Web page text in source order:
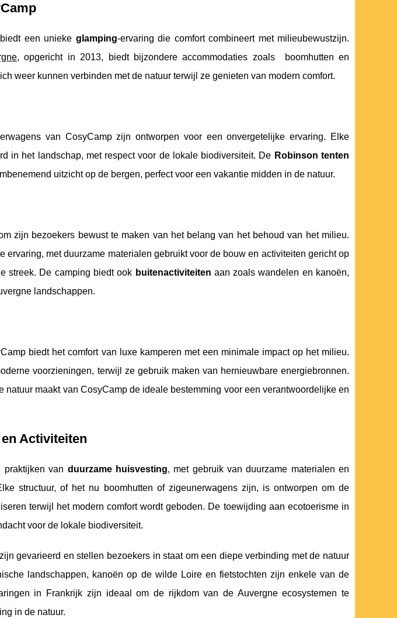
een unieke glamping-ervaring die comfort combineert met milieubewustzijn.
, opgericht in 2013, biedt bijzondere accommodaties zoals
boomhutten en
weer kunnen verbinden met de natuur terwijl ze genieten van modern comfort.
van CosyCamp zijn ontworpen voor een onvergetelijke ervaring. Elke
in het landschap, met respect voor de lokale biodiversiteit. De Robinson tenten
uitzicht op de bergen, perfect voor een vakantie midden in de natuur.
zijn bezoekers bewust te maken van het belang van het behoud van het milieu.
ervaring, met duurzame materialen gebruikt voor de bouw en activiteiten gericht op
streek. De camping biedt ook buitenactiviteiten aan zoals wandelen en kanoën,
landschappen.
biedt het comfort van luxe kamperen met een minimale impact op het milieu.
voorzieningen, terwijl ze gebruik maken van hernieuwbare energiebronnen.
natuur maakt van CosyCamp de ideale bestemming voor een verantwoordelijke en
Activiteiten
praktijken van duurzame huisvesting, met gebruik van duurzame materialen en
structuur, of het nu boomhutten of zigeunerwagens zijn, is ontworpen om de
terwijl het modern comfort wordt geboden. De toewijding aan ecotoerisme in
voor de lokale biodiversiteit.
zijn gevarieerd en stellen bezoekers in staat om een diepe verbinding met de natuur
landschappen, kanoën op de wilde Loire en fietstochten zijn enkele van de
in Frankrijk zijn ideaal om de rijkdom van de Auvergne ecosystemen te
in de natuur.